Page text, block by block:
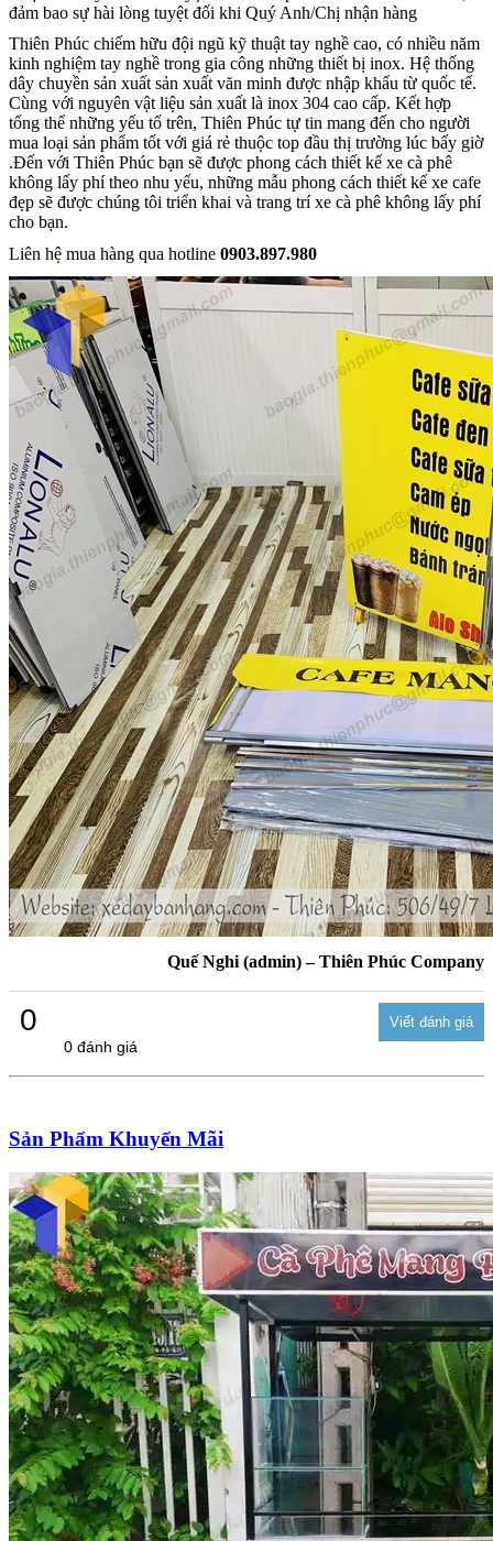
đảm bao sự hài lòng tuyệt đối khi Quý Anh/Chị nhận hàng
Thiên Phúc chiếm hữu đội ngũ kỹ thuật tay nghề cao, có nhiều năm
kinh nghiệm tay nghề trong gia công những thiết bị inox. Hệ thống
dây chuyền sản xuất sản xuất văn minh được nhập khẩu từ quốc tế.
Cùng với nguyên vật liệu sản xuất là inox 304 cao cấp. Kết hợp
tổng thể những yếu tố trên, Thiên Phúc tự tin mang đến cho người
mua loại sản phẩm tốt với giá rẻ thuộc top đầu thị trường lúc bấy giờ
.Đến với Thiên Phúc bạn sẽ được phong cách thiết kế xe cà phê
không lấy phí theo nhu yếu, những mẫu phong cách thiết kế xe cafe
đẹp sẽ được chúng tôi triển khai và trang trí xe cà phê không lấy phí
cho bạn.
Liên hệ mua hàng qua hotline 0903.897.980
Quế Nghi (admin) – Thiên Phúc Company
0
0 đánh giá
Sản Phẩm Khuyến Mãi